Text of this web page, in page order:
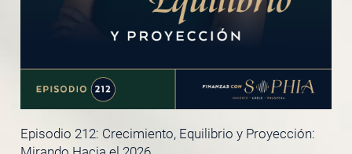
Episodio 212: Crecimiento, Equilibrio y Proyección: